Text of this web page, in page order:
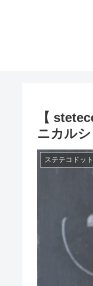
【
ニカル
ステテコドッ